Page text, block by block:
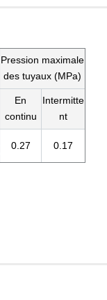
Pression maximale
des tuyaux (MPa)
En
continu
Intermitte
nt
0.27 0.17